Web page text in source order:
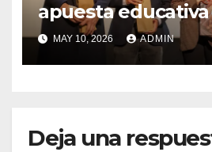
apuesta
lanzamiento del
Preuniversitario
MAY 10, 2026 ADMIN
Deja una